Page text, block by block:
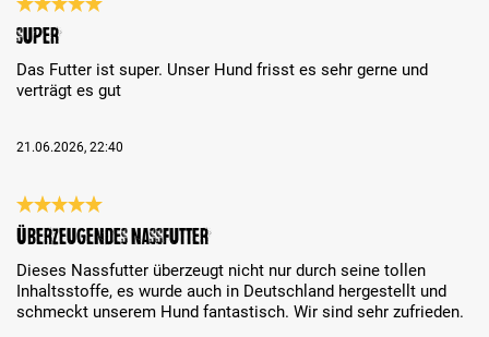
Review with rating of 5 out of 5 stars
Super
Das Futter ist super. Unser Hund frisst es sehr gerne und
verträgt es gut
21.06.2026, 22:40
Review with rating of 5 out of 5 stars
Überzeugendes Nassfutter
Dieses Nassfutter überzeugt nicht nur durch seine tollen
Inhaltsstoffe, es wurde auch in Deutschland hergestellt und
schmeckt unserem Hund fantastisch. Wir sind sehr zufrieden.